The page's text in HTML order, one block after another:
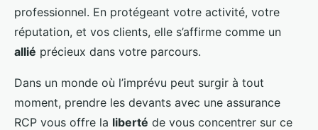
professionnel. En protégeant votre activité, votre
réputation, et vos clients, elle s’affirme comme un
allié précieux dans votre parcours.
Dans un monde où l’imprévu peut surgir à tout
moment, prendre les devants avec une assurance
RCP vous offre la liberté de vous concentrer sur ce